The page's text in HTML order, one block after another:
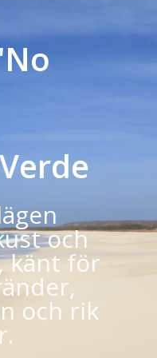
och
känt för
och rik